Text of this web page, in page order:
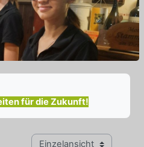
für die Zukunft!